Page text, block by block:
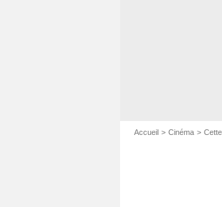
Accueil Cinéma